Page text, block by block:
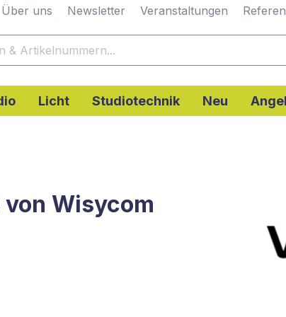
Über uns Newsletter Veranstaltungen
Licht Studiotechnik Neu
Wisycom